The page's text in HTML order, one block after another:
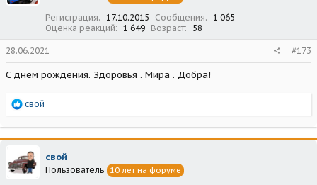
Регистрация 17.10.2015 Сообщения
1 065
Оценка реакций
1 649 Возраст 58
28.06.2021 #173
С днем рождения. Здоровья . Мира . Добра!
Р
а
к
ц
и
и
свой
свой
Пользователь 10 лет на форуме